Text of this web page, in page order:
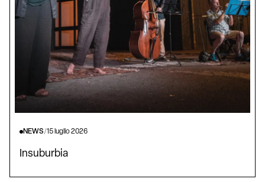
NEWS/15 luglio 2026
Insuburbia